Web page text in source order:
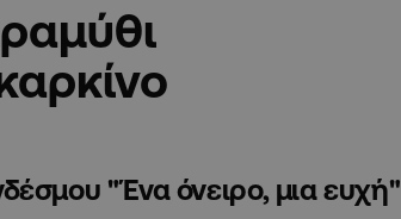
"Ένα όνειρο, μια ευχή"